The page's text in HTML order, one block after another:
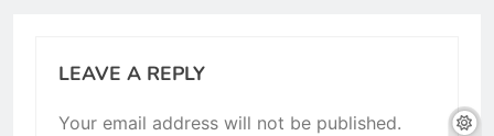
LEAVE A REPLY
Your email address will not be published.